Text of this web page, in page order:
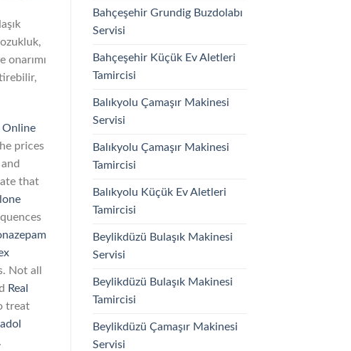
onarımı
Online
prices
that
Not all
Real
treat
Bahçeşehir Grundig Buzdolabı
Servisi
Bahçeşehir Küçük Ev Aletleri
Tamircisi
Balıkyolu Çamaşır Makinesi
Servisi
Balıkyolu Çamaşır Makinesi
Tamircisi
Balıkyolu Küçük Ev Aletleri
Tamircisi
Beylikdüzü Bulaşık Makinesi
Servisi
Beylikdüzü Bulaşık Makinesi
Tamircisi
Beylikdüzü Çamaşır Makinesi
Servisi